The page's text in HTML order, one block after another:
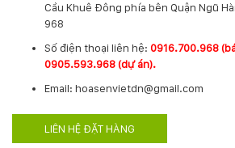
hoasenvietdn@gmail.com
Nguyễn
Cầu Khuê Đông phía bên Quận Ngũ
968
​Số điện thoại liên hệ: 0916.700.968
0905.593.968 (dự án).
Email: hoasenvietdn@gmail.com
LIÊN HỆ ĐẶT HÀNG